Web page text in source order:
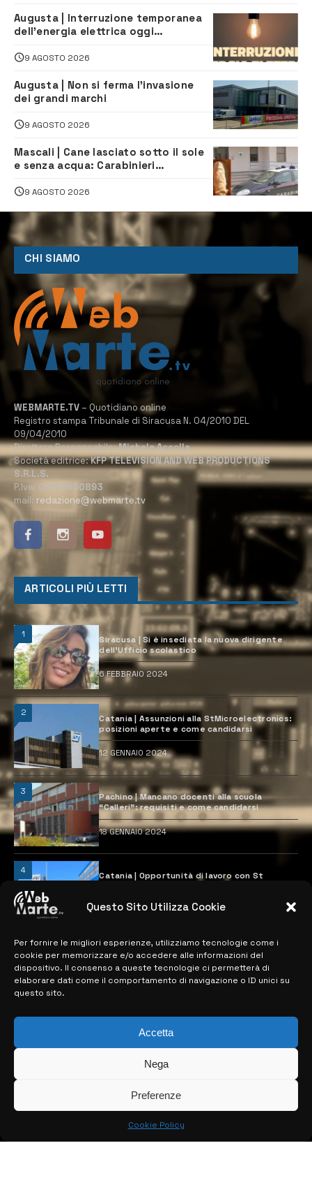
Questo Sito Utilizza Cookie
Per fornire le migliori esperienze, utilizziamo tecnologie come i
cookie per memorizzare e/o accedere alle informazioni del
dispositivo. Il consenso a queste tecnologie ci permetterà di
elaborare dati come il comportamento di navigazione o ID unici su
questo sito.
Accetta
Nega
Preferenze
Cookie Policy
Augusta | Interruzione temporanea
dell’energia elettrica oggi
lavori
9 AGOSTO 2026
Augusta | Non si ferma l’invasione
dei grandi marchi
9 AGOSTO 2026
Mascali | Cane lasciato sotto il sole
e senza acqua: Carabinieri
9 AGOSTO 2026
CHI SIAMO
WEBMARTE.TV – Quotidiano online
Registro stampa Tribunale di Siracusa N. 04/2010 DEL
09/04/2010
Direttore Responsabile:Michele Accolla
Società editrice:KFP TELEVISION AND WEB PRODUCTIONS
S.R.L.S.
P.Iva: 02184950893
mail: redazione@webmarte.tv
ARTICOLI PIÙ LETTI
1
Siracusa | Si è insediata la nuova dirigente
dell’Ufficio scolastico
6 FEBBRAIO 2024
2
Catania | Assunzioni alla StMicroelectronics:
posizioni aperte e come candidarsi
12 GENNAIO 2024
3
Pachino | Mancano docenti alla scuola
“Calleri”: requisiti e come candidarsi
18 GENNAIO 2024
4
Catania | Opportunità di lavoro con St
28 MARZO 2024
MAPPA DEL SITO
> NOTIZIE
> CONTATTI